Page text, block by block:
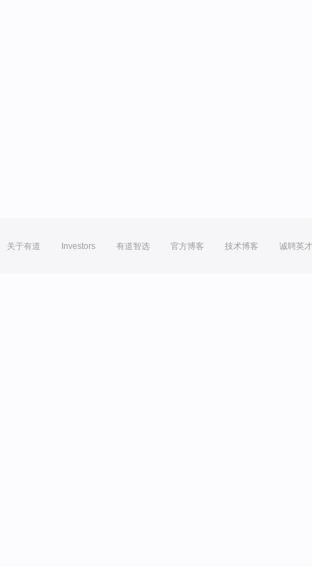
关于有道 Investors 有道智选 官方博客 技术博客 诚聘英才